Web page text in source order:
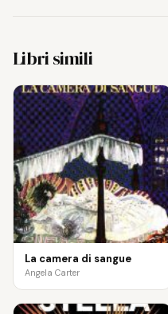
Libri simili
La camera di sangue
Angela Carter